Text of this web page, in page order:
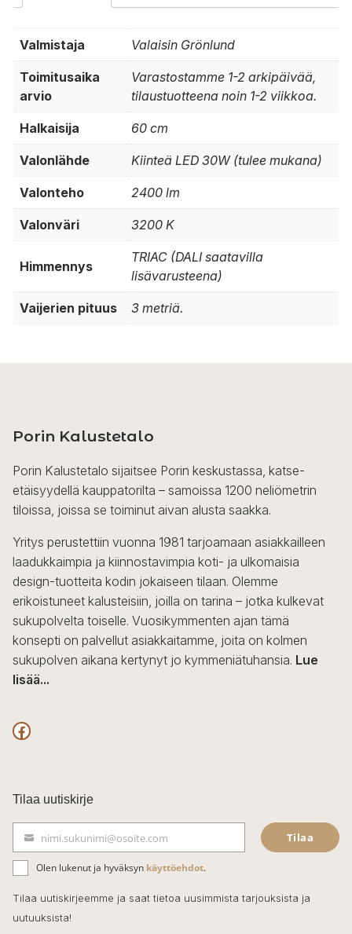
Valmistaja Valaisin Grönlund
Toimitusaika
arvio
Varastostamme 1-2 arkipäivää,
tilaustuotteena noin 1-2 viikkoa.
Halkaisija 60 cm
Valonlähde Kiinteä LED 30W (tulee mukana)
Valonteho 2400 lm
Valonväri 3200 K
Himmennys
TRIAC (DALI saatavilla
lisävarusteena)
Vaijerien pituus 3 metriä.
Porin Kalustetalo
Porin Kalustetalo sijaitsee Porin keskustassa, katse-
etäisyydellä kauppatorilta – samoissa 1200 neliömetrin
tiloissa, joissa se toiminut aivan alusta saakka.
Yritys perustettiin vuonna 1981 tarjoamaan asiakkailleen
laadukkaimpia ja kiinnostavimpia koti- ja ulkomaisia
design-tuotteita kodin jokaiseen tilaan. Olemme
erikoistuneet kalusteisiin, joilla on tarina – jotka kulkevat
sukupolvelta toiselle. Vuosikymmenten ajan tämä
konsepti on palvellut asiakkaitamme, joita on kolmen
sukupolven aikana kertynyt jo kymmeniätuhansia. Lue
lisää...
F
c
e
b
o
o
k
Tilaa uutiskirje
ä
h
k
nimi.sukunimi@osoite.com Tilaa
Olen lukenut ja hyväksyn käyttöehdot.
Tilaa uutiskirjeemme ja saat tietoa uusimmista tarjouksista ja
uutuuksista!